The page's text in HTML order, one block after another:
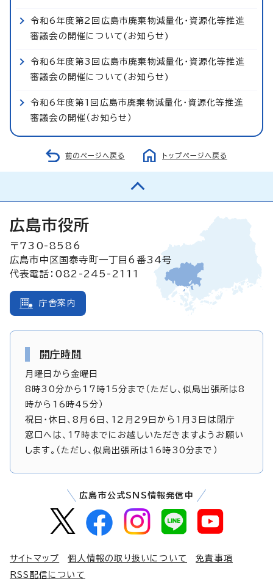
令和6年度第2回広島市廃棄物減量化・資源化等推進
審議会の開催について(お知らせ)
令和6年度第3回広島市廃棄物減量化・資源化等推進
審議会の開催について(お知らせ)
令和6年度第1回広島市廃棄物減量化・資源化等推進
審議会の開催（お知らせ）
前のページへ戻る トップページへ戻る
広島市役所
〒730-8586
広島市中区国泰寺町一丁目6番34号
代表電話：082-245-2111
庁舎案内
開庁時間
月曜日から金曜日
8時30分から17時15分まで（ただし、似島出張所は8
時から16時45分）
祝日・休日、8月6日、12月29日から1月3日は閉庁
窓口へは、17時までにお越しいただきますようお願い
します。（ただし、似島出張所は16時30分まで）
広島市公式SNS情報発信中
サイトマップ 個人情報の取り扱いについて
免責事項
RSS配信について